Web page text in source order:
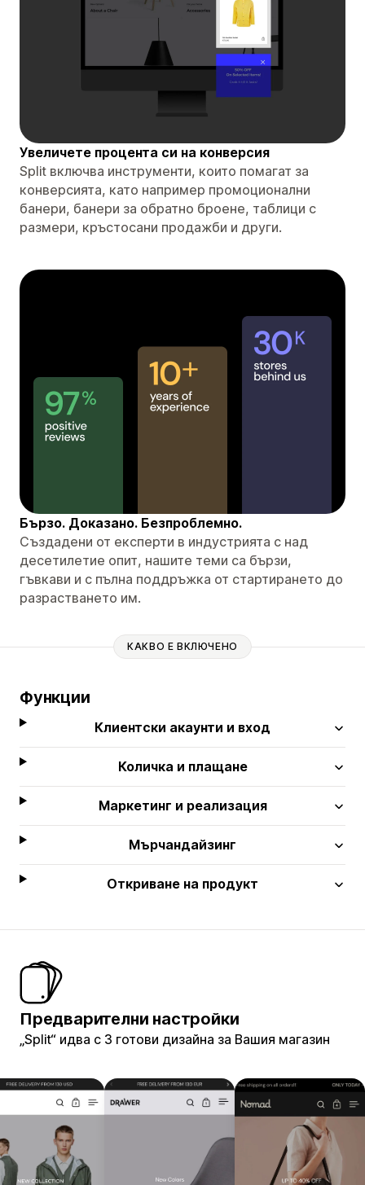
Увеличете процента си на конверсия
Split включва инструменти, които помагат за
конверсията, като например промоционални
банери, банери за обратно броене, таблици с
размери, кръстосани продажби и други.
Бързо. Доказано. Безпроблемно.
Създадени от експерти в индустрията с над
десетилетие опит, нашите теми са бързи,
гъвкави и с пълна поддръжка от стартирането до
разрастването им.
КАКВО Е ВКЛЮЧЕНО
Функции
Клиентски акаунти и вход
Количка и плащане
Маркетинг и реализация
Мърчандайзинг
Откриване на продукт
Предварителни настройки
„Split“ идва с 3 готови дизайна за Вашия магазин